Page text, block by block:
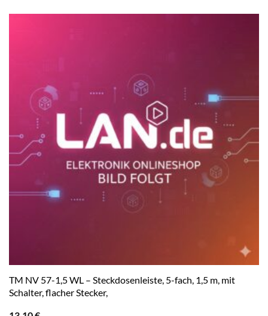
TM NV 57-1,5 WL – Steckdosenleiste, 5-fach, 1,5 m, mit
Schalter, flacher Stecker,